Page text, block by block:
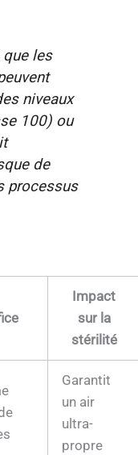
les
niveaux
100) ou
de
processus
Impact
sur la
stérilité
Garantit
un air
ultra-
propre